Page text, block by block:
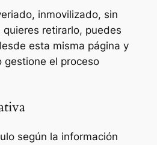
inmovilizado, sin
retirarlo, puedes
esta misma página y
gestione el proceso
según la información